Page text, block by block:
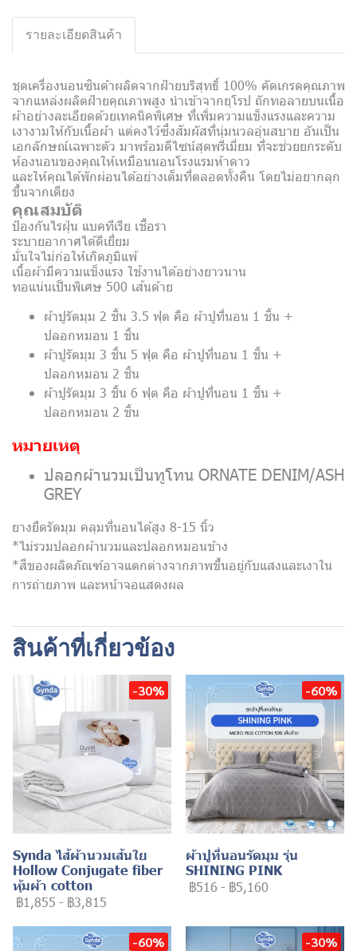
รายละเอียดสินค้า
ชุดเครื่องนอนซินด้าผลิตจากฝ้ายบริสุทธิ์ 100% คัดเกรดคุณภาพ
จากแหล่งผลิตฝ้ายคุณภาพสูง นำเข้าจากยุโรป ถักทอลายบนเนื้อ
ผ้าอย่างละเอียดด้วยเทคนิคพิเศษ ที่เพิ่มความแข็งแรงและความ
เงางามให้กับเนื้อผ้า แต่คงไว้ซึ่งสัมผัสที่นุ่มนวลอุ่นสบาย อันเป็น
เอกลักษณ์เฉพาะตัว มาพร้อมดีไซน์สุดพรีเมี่ยม ที่จะช่วยยกระดับ
ห้องนอนของคุณให้เหมือนนอนโรงแรมห้าดาว
และให้คุณได้พักผ่อนได้อย่างเต็มที่ตลอดทั้งคืน โดยไม่อยากลุก
ขึ้นจากเตียง
คุณสมบัติ
ป้องกันไรฝุ่น แบคทีเรีย เชื้อรา
ระบายอากาศได้ดีเยี่ยม
มั่นใจไม่ก่อให้เกิดภูมิแพ้
เนื้อผ้ามีความแข็งแรง ใช้งานได้อย่างยาวนาน
ทอแน่นเป็นพิเศษ 500 เส้นด้าย
ผ้าปูรัดมุม 2 ชิ้น 3.5 ฟุต คือ ผ้าปูที่นอน 1 ชิ้น +
ปลอกหมอน 1 ชิ้น
ผ้าปูรัดมุม 3 ชิ้น 5 ฟุต คือ ผ้าปูที่นอน 1 ชิ้น +
ปลอกหมอน 2 ชิ้น
ผ้าปูรัดมุม 3 ชิ้น 6 ฟุต คือ ผ้าปูที่นอน 1 ชิ้น +
ปลอกหมอน 2 ชิ้น
หมายเหตุ
ปลอกผ้านวมเป็นทูโทน ORNATE DENIM/ASH
GREY
ยางยืดรัดมุม คลุมที่นอนได้สูง 8-15 นิ้ว
*ไม่รวมปลอกผ้านวมและปลอกหมอนข้าง
*สีของผลิตภัณฑ์อาจแตกต่างจากภาพขึ้นอยู่กับแสงและเงาใน
การถ่ายภาพ และหน้าจอแสดงผล
สินค้าที่เกี่ยวข้อง
-30%
Synda ไส้ผ้านวมเส้นใย
Hollow Conjugate fiber
หุ้มผ้า cotton
฿1,855 - ฿3,815
-60%
ผ้าปูที่นอนรัดมุม รุ่น
SHINING PINK
฿516 - ฿5,160
-60% -30%